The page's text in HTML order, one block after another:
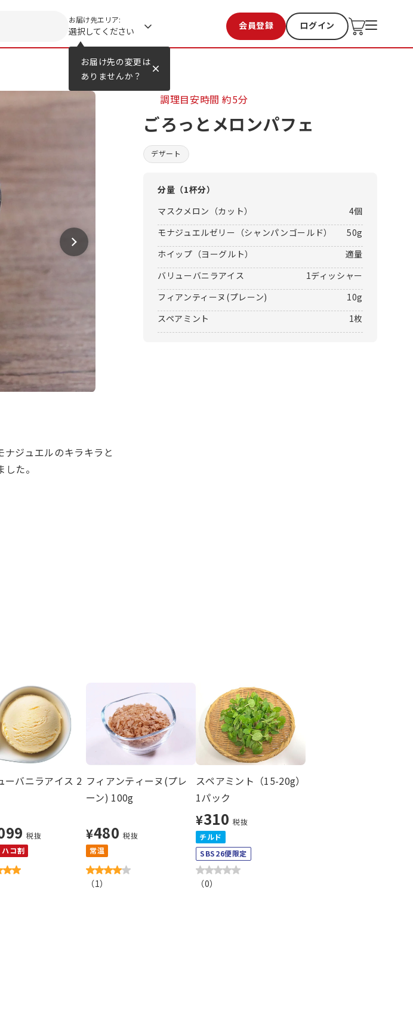
お届け先の変更は
ありませんか？
お届け先エリア:
選択してください 会員登録 ログイン
お気に入り 過去購入
調理目安時間約5分
ごろっとメロンパフェ
デザート
分量（1杯分）
マスクメロン（カット）
4個
モナジュエルゼリー（シャンパンゴールド）
50g
ホイップ（ヨーグルト）
適量
バリューバニラアイス
1ディッシャー
フィアンティーヌ(プレーン)
10g
スペアミント
1枚
ジュエルのキラキラと
た。
ーバニラアイス 2
税抜
ハコ割
フィアンティーヌ(プレ
ーン) 100g
¥480 税抜
常温
（1）
スペアミント（15-20g）
1パック
¥310 税抜
チルド
SBS26便限定
（0）